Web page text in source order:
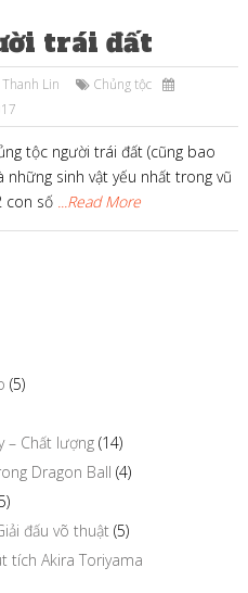
trái đất
Lin
Chủng tộc
tộc người trái đất (cũng bao
những sinh vật yếu nhất trong vũ
con số ...Read More
(5)
– Chất lượng (14)
Dragon Ball (4)
đấu võ thuật (5)
tích Akira Toriyama